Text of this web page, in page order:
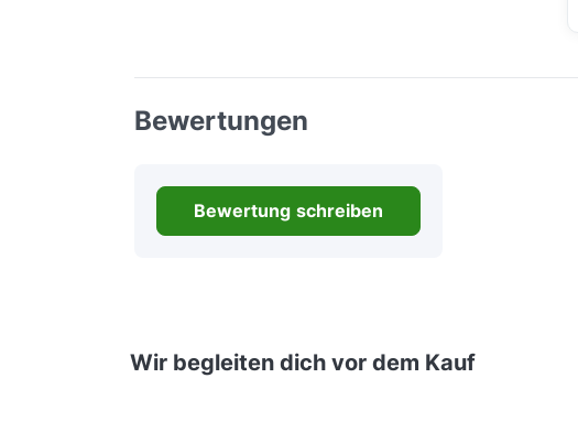
Bewertungen
Bewertung schreiben
Wir begleiten dich vor dem Kauf